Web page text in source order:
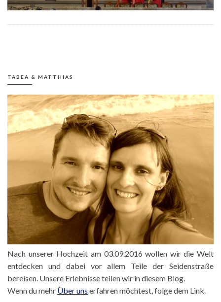
TABEA & MATTHIAS
Nach unserer Hochzeit am 03.09.2016 wollen wir die Welt
entdecken und dabei vor allem Teile der Seidenstraße
bereisen. Unsere Erlebnisse teilen wir in diesem Blog.
Wenn du mehr Über uns erfahren möchtest, folge dem Link.